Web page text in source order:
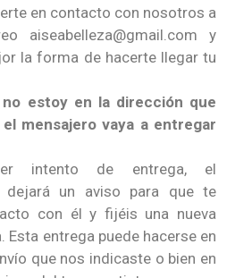
en contacto con nosotros a
aiseabelleza@gmail.com y
la forma de hacerte llegar tu
estoy en la dirección que
mensajero vaya a entregar
intento de entrega, el
dejará un aviso para que te
con él y fijéis una nueva
Esta entrega puede hacerse en
que nos indicaste o bien en